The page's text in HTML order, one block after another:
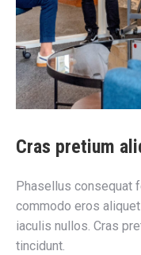
Cras pretium
Phasellus consequat
commodo eros
iaculis nullos. Cras
tincidunt.